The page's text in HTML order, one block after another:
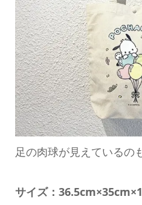
足の肉球が見えているの
サイズ：